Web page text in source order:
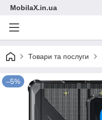
MobilaX.in.ua
Товари та послуги
–5%